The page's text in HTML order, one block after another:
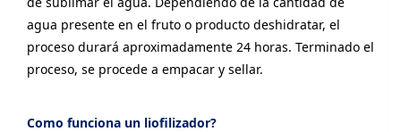
agua presente en el fruto o producto deshidratar, el
proceso durará aproximadamente 24 horas. Terminado el
proceso, se procede a empacar y sellar.
Como funciona un liofilizador?